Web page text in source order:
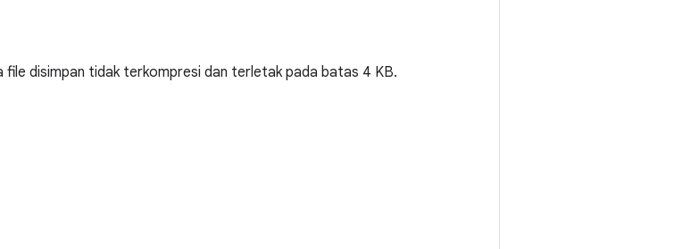
file disimpan tidak terkompresi dan terletak pada batas 4 KB.